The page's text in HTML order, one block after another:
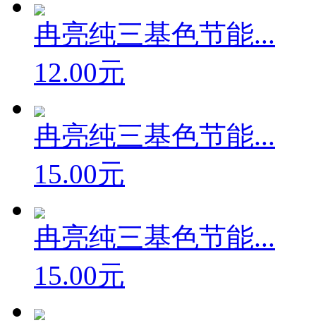
冉亮纯三基色节能...
12.00元
冉亮纯三基色节能...
15.00元
冉亮纯三基色节能...
15.00元